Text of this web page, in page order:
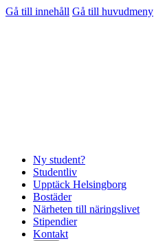
Gå till innehåll Gå till huvudmeny
Ny student?
Studentliv
Upptäck Helsingborg
Bostäder
Närheten till näringslivet
Stipendier
Kontakt